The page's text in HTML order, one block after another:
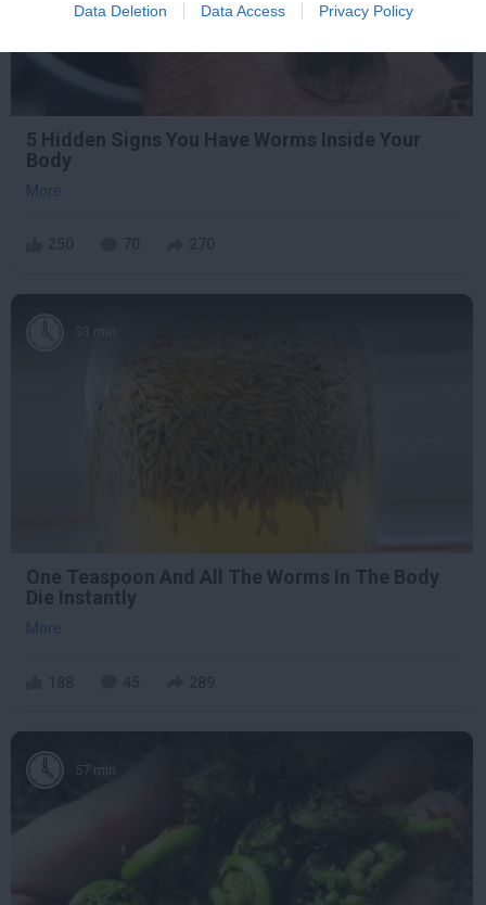
Data Deletion Data Access Privacy Policy
5 Hidden Signs You Have Worms Inside Your
Body
More
One Teaspoon And All The Worms In The Body
Die Instantly
More
57 min